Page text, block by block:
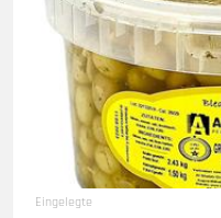
Eingelegte